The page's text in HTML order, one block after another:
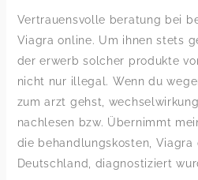
Vertrauensvolle beratung bei
Viagra online. Um ihnen stets
der erwerb solcher produkte
nicht nur illegal. Wenn du
zum arzt gehst,
nachlesen bzw. Übernimmt
die behandlungskosten, Viagra
Deutschland, diagnostiziert